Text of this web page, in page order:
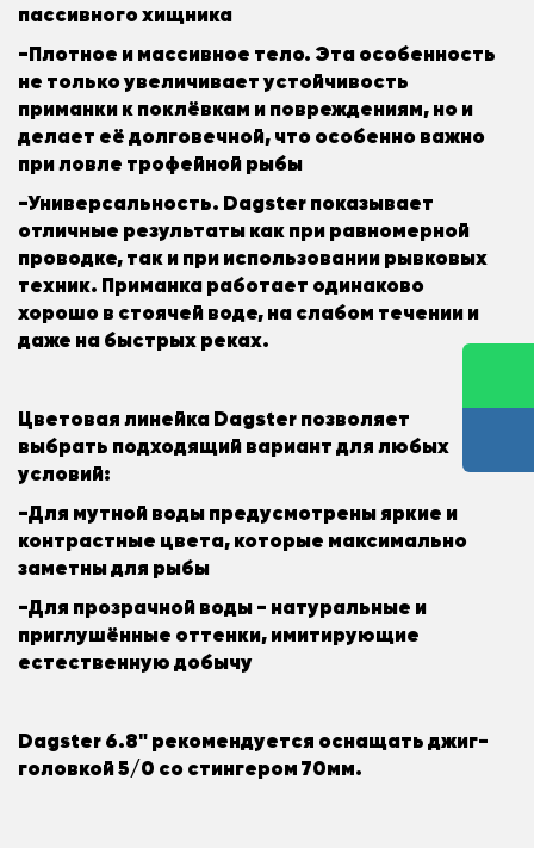
пассивного хищника
-Плотное и массивное тело. Эта особенность
не только увеличивает устойчивость
приманки к поклёвкам и повреждениям, но и
делает её долговечной, что особенно важно
при ловле трофейной рыбы
-Универсальность. Dagster показывает
отличные результаты как при равномерной
проводке, так и при использовании рывковых
техник. Приманка работает одинаково
хорошо в стоячей воде, на слабом течении и
даже на быстрых реках.
Цветовая линейка Dagster позволяет
выбрать подходящий вариант для любых
условий:
-Для мутной воды предусмотрены яркие и
контрастные цвета, которые максимально
заметны для рыбы
-Для прозрачной воды - натуральные и
приглушённые оттенки, имитирующие
естественную добычу
Dagster 6.8" рекомендуется оснащать джиг-
головкой 5/0 со стингером 70мм.